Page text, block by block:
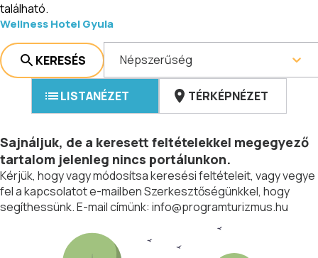
található.
Wellness Hotel Gyula
KERESÉS Népszerűség
LISTANÉZET TÉRKÉPNÉZET
Sajnáljuk, de a keresett feltételekkel megegyező
tartalom jelenleg nincs portálunkon.
Kérjük, hogy vagy módosítsa keresési feltételeit, vagy vegye
fel a kapcsolatot e-mailben Szerkesztőségünkkel, hogy
segíthessünk. E-mail címünk: info@programturizmus.hu